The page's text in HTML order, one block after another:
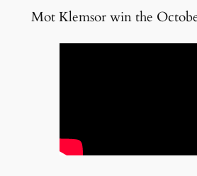
Mot Klemsor win the